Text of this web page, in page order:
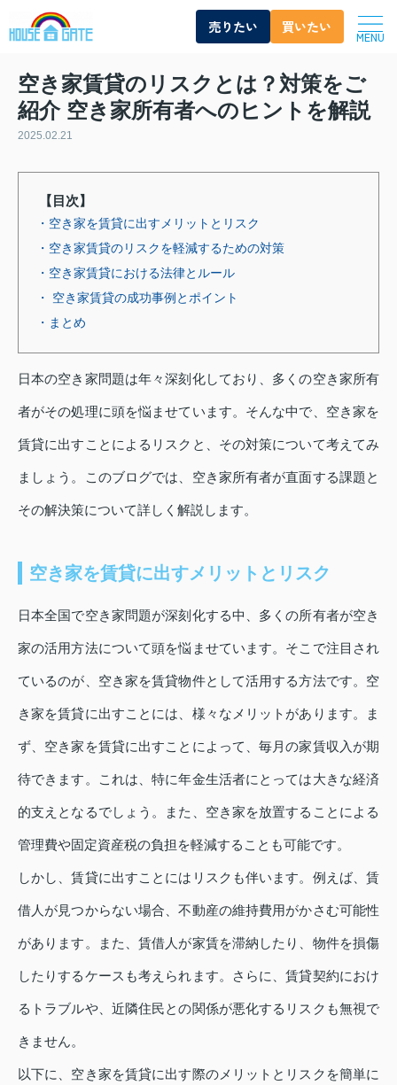
売りたい 買いたい
MENU
空き家賃貸のリスクとは？対策をご
紹介 空き家所有者へのヒントを解説
2025.02.21
【目次】
・空き家を賃貸に出すメリットとリスク
・空き家賃貸のリスクを軽減するための対策
・空き家賃貸における法律とルール
・ 空き家賃貸の成功事例とポイント
・まとめ
日本の空き家問題は年々深刻化しており、多くの空き家所有
者がその処理に頭を悩ませています。そんな中で、空き家を
賃貸に出すことによるリスクと、その対策について考えてみ
ましょう。このブログでは、空き家所有者が直面する課題と
その解決策について詳しく解説します。
空き家を賃貸に出すメリットとリスク
日本全国で空き家問題が深刻化する中、多くの所有者が空き
家の活用方法について頭を悩ませています。そこで注目され
ているのが、空き家を賃貸物件として活用する方法です。空
き家を賃貸に出すことには、様々なメリットがあります。ま
ず、空き家を賃貸に出すことによって、毎月の家賃収入が期
待できます。これは、特に年金生活者にとっては大きな経済
的支えとなるでしょう。また、空き家を放置することによる
管理費や固定資産税の負担を軽減することも可能です。
しかし、賃貸に出すことにはリスクも伴います。例えば、賃
借人が見つからない場合、不動産の維持費用がかさむ可能性
があります。また、賃借人が家賃を滞納したり、物件を損傷
したりするケースも考えられます。さらに、賃貸契約におけ
るトラブルや、近隣住民との関係が悪化するリスクも無視で
きません。
以下に、空き家を賃貸に出す際のメリットとリスクを簡単に